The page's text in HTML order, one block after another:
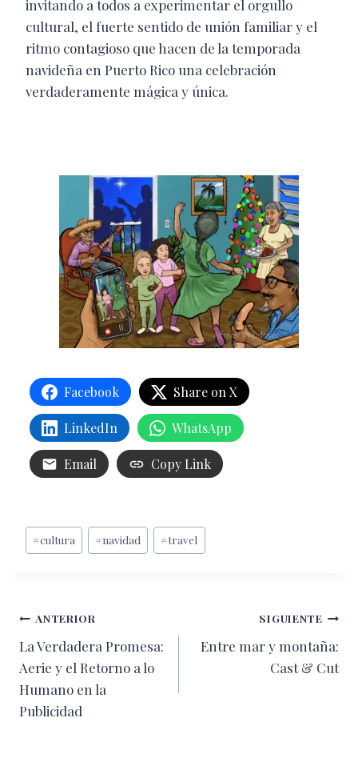
invitando a todos a experimentar el orgullo
cultural, el fuerte sentido de unión familiar y el
ritmo contagioso que hacen de la temporada
navideña en Puerto Rico una celebración
verdaderamente mágica y única.
Facebook Share on X
LinkedIn WhatsApp
Email Copy Link
Etiquetas
de
#cultura #navidad #travel
Navegación
de
entradas
ANTERIOR
La Verdadera Promesa:
Aerie y el Retorno a lo
Humano en la
Publicidad
SIGUIENTE
Entre mar y montaña:
Cast & Cut